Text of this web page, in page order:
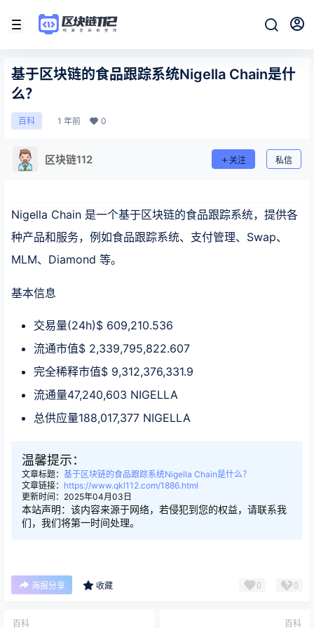
基于区块链的食品跟踪系统Nigella Chain是什
么？
百科 1 年前 0
区块链112 关注 私信
Nigella Chain 是一个基于区块链的食品跟踪系统，提供各
种产品和服务，例如食品跟踪系统、支付管理、Swap、
MLM、Diamond 等。
基本信息
交易量(24h)$ 609,210.536
流通市值$ 2,339,795,822.607
完全稀释市值$ 9,312,376,331.9
流通量47,240,603 NIGELLA
总供应量188,017,377 NIGELLA
温馨提示：
文章标题： 基于区块链的食品跟踪系统Nigella Chain是什么？
文章链接： https://www.qkl112.com/1886.html
更新时间：2025年04月03日
本站声明：该内容来源于网络，若侵犯到您的权益，请联系我
们，我们将第一时间处理。
海报分享 收藏 0 0
百科 百科